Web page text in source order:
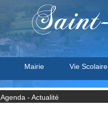
Mairie Vie Scolaire
Agenda - Actualité